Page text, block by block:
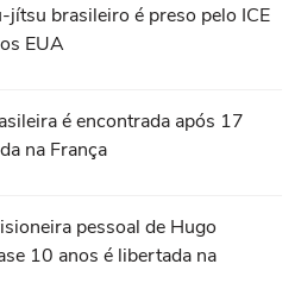
jítsu brasileiro é preso pelo ICE
EUA
é encontrada após 17
na França
pessoal de Hugo
10 anos é libertada na